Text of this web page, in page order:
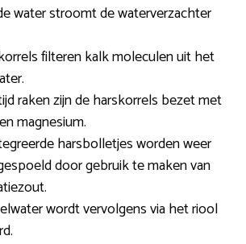
water stroomt de waterverzachter
filteren kalk moleculen uit het
raken zijn de harskorrels bezet met
magnesium.
harsbolletjes worden weer
door gebruik te maken van
wordt vervolgens via het riool